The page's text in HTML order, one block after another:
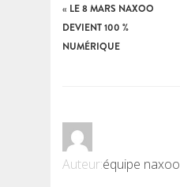
« LE 8 MARS NAXOO
DEVIENT 100 %
NUMÉRIQUE
Auteur:équipe naxoo